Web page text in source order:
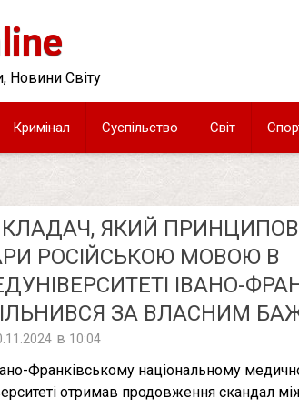
Новини Світу
Кримінал Суспільство Світ
ЯКИЙ
РОСІЙСЬКОЮ МОВОЮ В
ІВАНО-
ЗА ВЛАСНИМ
в 10:04
Франківському національному
отримав продовження скандал